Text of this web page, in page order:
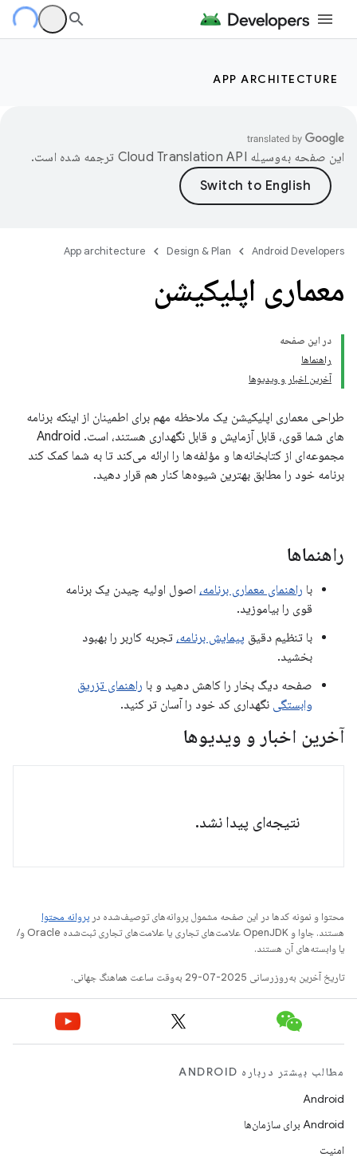
APP ARCHITECTURE
این صفحه به‌وسیله ترجمه شده است.
Android Developers
Design & Plan
App architecture
معماری اپلیکیشن
در این صفحه
راهنماها
آخرین اخبار و ویدیوها
طراحی معماری اپلیکیشن یک ملاحظه مهم برای اطمینان از اینکه برنامه
های شما قوی، قابل آزمایش و قابل نگهداری هستند، است. Android
مجموعه‌ای از کتابخانه‌ها و مؤلفه‌ها را ارائه می‌کند تا به شما کمک کند
برنامه خود را مطابق بهترین شیوه‌ها کنار هم قرار دهید.
راهنماها
با راهنمای معماری برنامه، اصول اولیه چیدن یک برنامه
قوی را بیاموزید.
با تنظیم دقیق پیمایش برنامه، تجربه کاربر را بهبود
بخشید.
صفحه دیگ بخار را کاهش دهید و با راهنمای تزریق
وابستگی نگهداری کد خود را آسان تر کنید.
آخرین اخبار و ویدیوها
نتیجه‌ای پیدا نشد.
محتوا و نمونه کدها در این صفحه مشمول پروانه‌های توصیف‌شده در پروانه محتوا
هستند. جاوا و OpenJDK علامت‌های تجاری یا علامت‌های تجاری ثبت‌شده Oracle و/
یا وابسته‌های آن هستند.
تاریخ آخرین به‌روزرسانی 2025-07-29 به‌وقت ساعت هماهنگ جهانی.
مطالب بیشتر درباره ANDROID
Android
Android برای سازمان‌ها
امنیت